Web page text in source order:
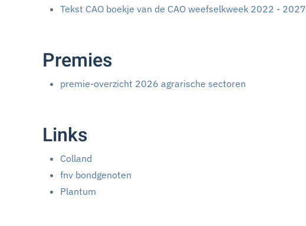
Tekst CAO boekje van de CAO weefselkweek 2022 - 2027
Premies
premie-overzicht 2026 agrarische sectoren
Links
Colland
fnv bondgenoten
Plantum